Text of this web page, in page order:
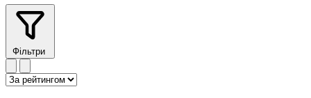
Фільтри